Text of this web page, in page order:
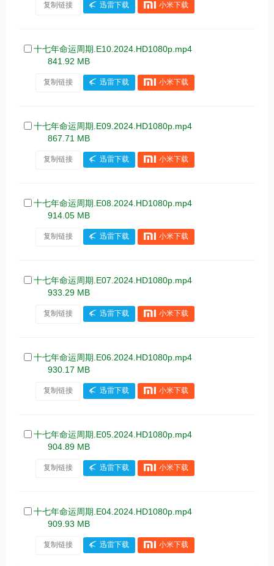
复制链接 迅雷下载 小米下载
十七年命运周期.E10.2024.HD1080p.mp4
841.92 MB
复制链接 迅雷下载 小米下载
十七年命运周期.E09.2024.HD1080p.mp4
867.71 MB
复制链接 迅雷下载 小米下载
十七年命运周期.E08.2024.HD1080p.mp4
914.05 MB
复制链接 迅雷下载 小米下载
十七年命运周期.E07.2024.HD1080p.mp4
933.29 MB
复制链接 迅雷下载 小米下载
十七年命运周期.E06.2024.HD1080p.mp4
930.17 MB
复制链接 迅雷下载 小米下载
十七年命运周期.E05.2024.HD1080p.mp4
904.89 MB
复制链接 迅雷下载 小米下载
十七年命运周期.E04.2024.HD1080p.mp4
909.93 MB
复制链接 迅雷下载 小米下载